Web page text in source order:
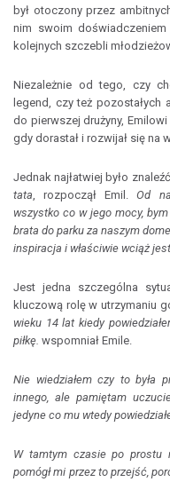
był otoczony przez
nim swoim
kolejnych szczebli
Niezależnie od tego, czy
legend, czy też
do pierwszej drużyny,
gdy dorastał i rozwijał się na
Jednak najłatwiej było
tata, rozpoczął Emil.Od
wszystko co w jego mocy,
brata do parku za naszym
inspiracja i właściwie wciąż
Jest jedna szczególna
kluczową rolę w utrzymaniu
wieku 14 lat kiedy
piłkę. wspomniał Emile.
Nie wiedziałem czy to była
innego, ale pamiętam
jedyne co mu wtedy
W tamtym czasie po prostu
pomógł mi przez to przejść,